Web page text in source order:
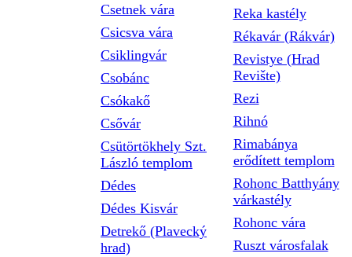
Csetnek vára
Csicsva vára
Csiklingvár
Csobánc
Csókakő
Csővár
Csütörtökhely Szt.
László templom
Dédes
Dédes Kisvár
Detrekő (Plavecký
hrad)
Reka kastély
Rékavár (Rákvár)
Revistye (Hrad
Revište)
Rezi
Rihnó
Rimabánya
erődített templom
Rohonc Batthyány
várkastély
Rohonc vára
Ruszt városfalak